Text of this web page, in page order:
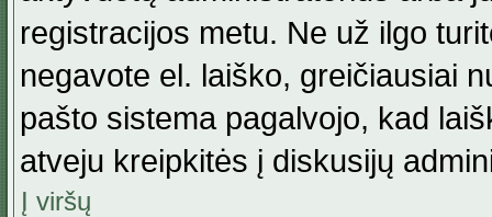
registracijos metu. Ne už ilgo
negavote el. laiško, greičiausiai
pašto sistema pagalvojo, kad
atveju kreipkitės į diskusijų
Į viršų